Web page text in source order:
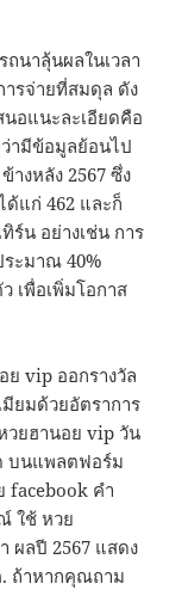
ถนาลุ้นผลในเวลา
ารจ่ายที่สมดุล ดัง
นอแนะละเอียดคือ
ามีข้อมูลย้อนไป
างหลัง 2567 ซึ่ง
แก่ 462 และก็
ร์น อย่างเช่น การ
ระมาณ 40%
เพื่อเพิ่มโอกาส
vip ออกรางวัล
มียมด้วยอัตราการ
วยฮานอย vip วัน
บนแพลตฟอร์ม
facebook คำ
ใช้ หวย
ผลปี 2567 แสดง
. ถ้าหากคุณถาม